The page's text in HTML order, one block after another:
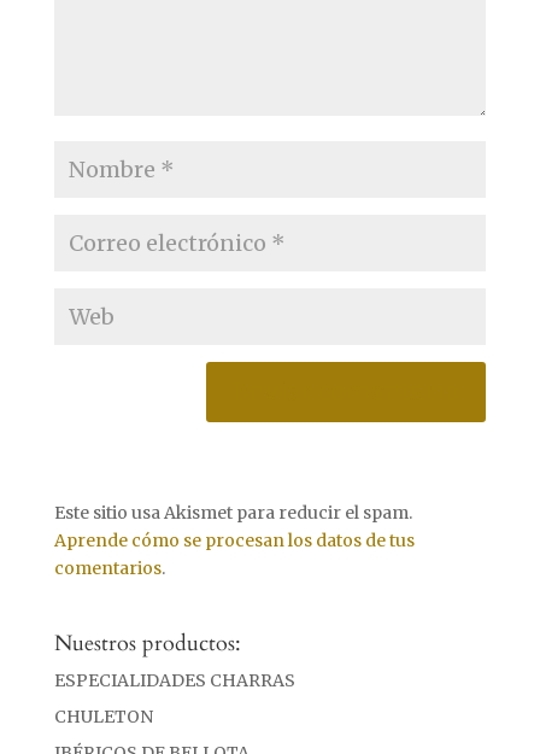
Este sitio usa Akismet para reducir el spam.
Aprende cómo se procesan los datos de tus
comentarios.
Nuestros productos:
ESPECIALIDADES CHARRAS
CHULETON